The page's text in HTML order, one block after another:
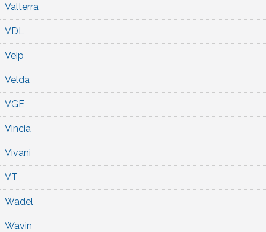
Valterra
VDL
Veip
Velda
VGE
Vincia
Vivani
VT
Wadel
Wavin